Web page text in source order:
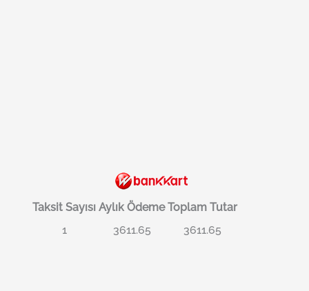
Taksit Sayısı Aylık Ödeme Toplam Tutar
1
3611.65 3611.65